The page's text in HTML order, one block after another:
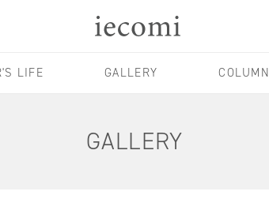
LIFE GALLERY COLUMN
GALLERY